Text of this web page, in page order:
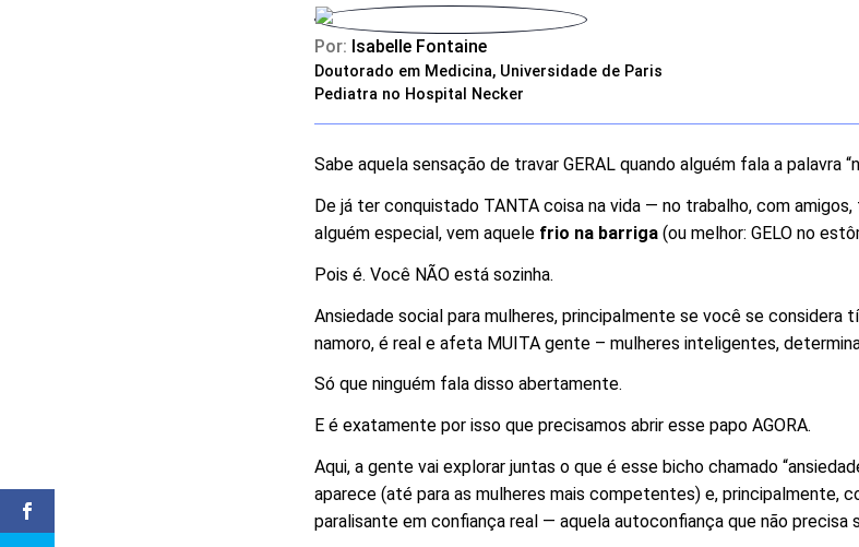
Por: Isabelle Fontaine
Doutorado em Medicina, Universidade de Paris
Pediatra no Hospital Necker
Sabe aquela sensação de travar GERAL quando alguém fala a palavra
De já ter conquistado TANTA coisa na vida — no trabalho, com
alguém especial, vem aquele frio na barriga (ou melhor: GELO no
Pois é. Você NÃO está sozinha.
Ansiedade social para mulheres, principalmente se você se considera
namoro, é real e afeta MUITA gente – mulheres inteligentes,
Só que ninguém fala disso abertamente.
E é exatamente por isso que precisamos abrir esse papo AGORA.
Aqui, a gente vai explorar juntas o que é esse bicho chamado
aparece (até para as mulheres mais competentes) e, principalmente,
paralisante em confiança real — aquela autoconfiança que não precisa